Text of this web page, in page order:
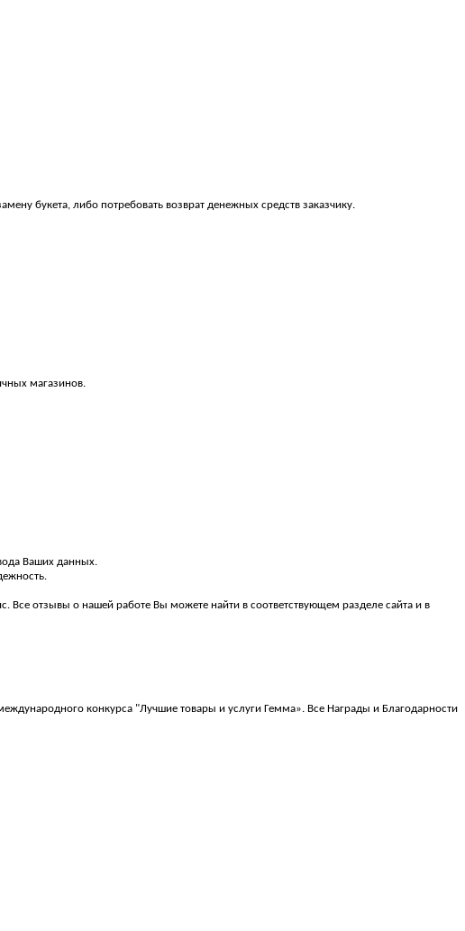
букета, либо потребовать возврат денежных средств заказчику.
магазинов.
Ваших данных.
отзывы о нашей работе Вы можете найти в соответствующем разделе сайта и в
конкурса "Лучшие товары и услуги Гемма». Все Награды и Благодарности